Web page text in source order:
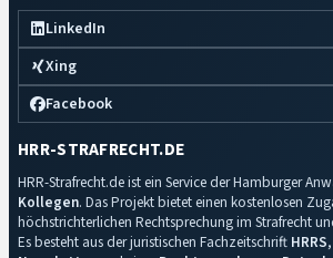
LinkedIn
Xing
Facebook
HRR-STRAFRECHT.DE
HRR-Strafrecht.de ist ein Service der Hamburger
Kollegen. Das Projekt bietet einen kostenlosen
höchstrichterlichen Rechtsprechung im Strafrecht
Es besteht aus der juristischen Fachzeitschrift HRRS